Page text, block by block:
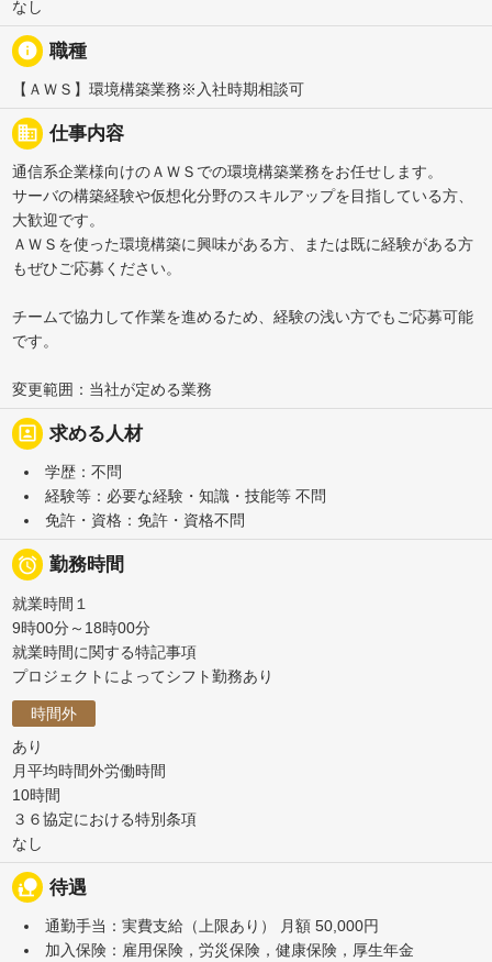
なし
info 職種
【ＡＷＳ】環境構築業務※入社時期相談可
business 仕事内容
通信系企業様向けのＡＷＳでの環境構築業務をお任せします。
サーバの構築経験や仮想化分野のスキルアップを目指している方、
大歓迎です。
ＡＷＳを使った環境構築に興味がある方、または既に経験がある方
もぜひご応募ください。
チームで協力して作業を進めるため、経験の浅い方でもご応募可能
です。
変更範囲：当社が定める業務
portrait 求める人材
学歴：不問
経験等：必要な経験・知識・技能等 不問
免許・資格：免許・資格不問
 勤務時間
就業時間１
9時00分～18時00分
就業時間に関する特記事項
プロジェクトによってシフト勤務あり
時間外
あり
月平均時間外労働時間
10時間
３６協定における特別条項
なし
nature_people 待遇
通勤手当：実費支給（上限あり） 月額 50,000円
加入保険：雇用保険，労災保険，健康保険，厚生年金